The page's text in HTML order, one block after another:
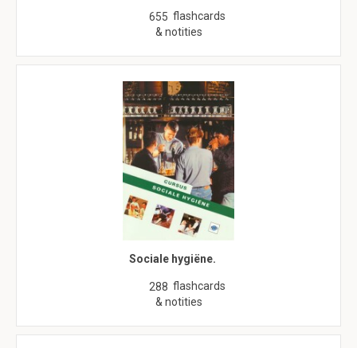
655 flashcards
& notities
Sociale hygiëne.
288 flashcards
& notities